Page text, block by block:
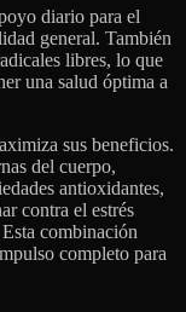
diario para el
general. También
libres, lo que
una salud óptima a
sus beneficios.
del cuerpo,
antioxidantes,
contra el estrés
combinación
completo para